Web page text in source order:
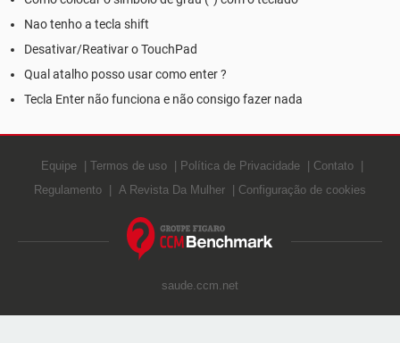
Nao tenho a tecla shift
Desativar/Reativar o TouchPad
Qual atalho posso usar como enter ?
Tecla Enter não funciona e não consigo fazer nada
Equipe Termos de uso Política de Privacidade
Contato
Regulamento
A Revista Da Mulher Configuração de cookies
saude.ccm.net